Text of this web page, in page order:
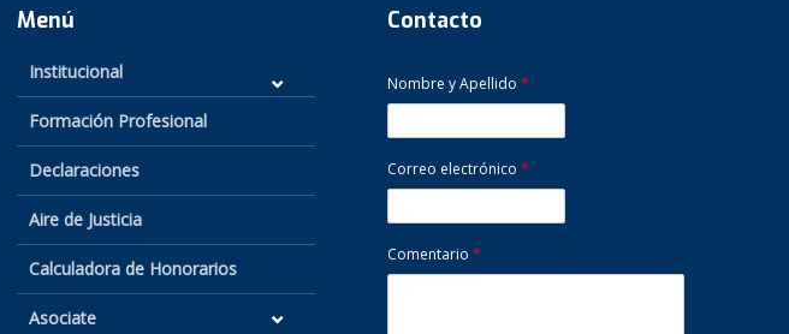
Menú
Institucional
Formación Profesional
Declaraciones
Aire de Justicia
Calculadora de Honorarios
Asociate
Contacto
Nombre y Apellido *
Correo electrónico *
Comentario *